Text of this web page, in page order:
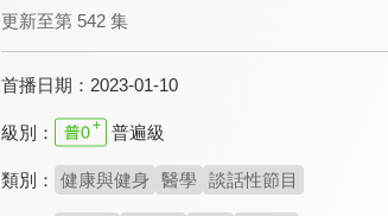
更新至第 542 集
首播日期： 2023-01-10
級別： 普遍級
類別： 健康與健身 醫學 談話性節目